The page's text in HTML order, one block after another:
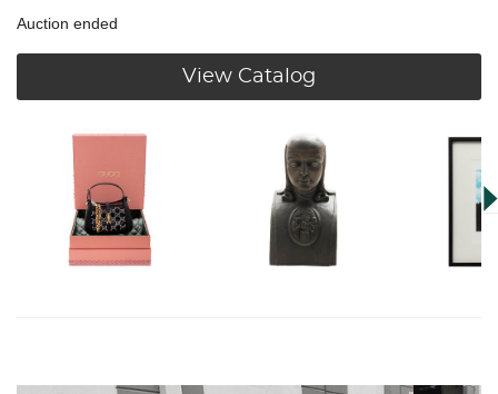
Auction ended
View Catalog